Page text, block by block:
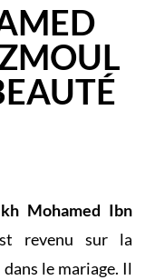
Mohamed Ibn
revenu sur la
dans le mariage. Il